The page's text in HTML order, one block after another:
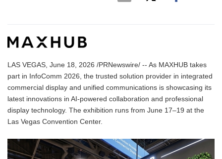
LAS VEGAS, June 18, 2026 /PRNewswire/ -- As MAXHUB takes
part in InfoComm 2026, the trusted solution provider in integrated
commercial display and unified communications is showcasing its
latest innovations in AI-powered collaboration and professional
display technology. The exhibition runs from June 17–19 at the
Las Vegas Convention Center.